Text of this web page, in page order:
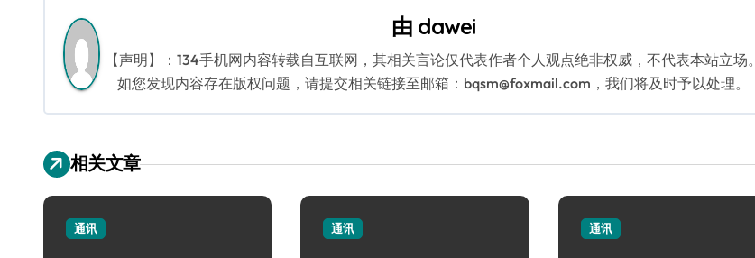
由 dawei
【声明】：134手机网内容转载自互联网，其相关言论仅代表作者个人观点绝非权威，不代表本站立场。
如您发现内容存在版权问题，请提交相关链接至邮箱：bqsm@foxmail.com，我们将及时予以处理。
相关文章
通讯 通讯 通讯